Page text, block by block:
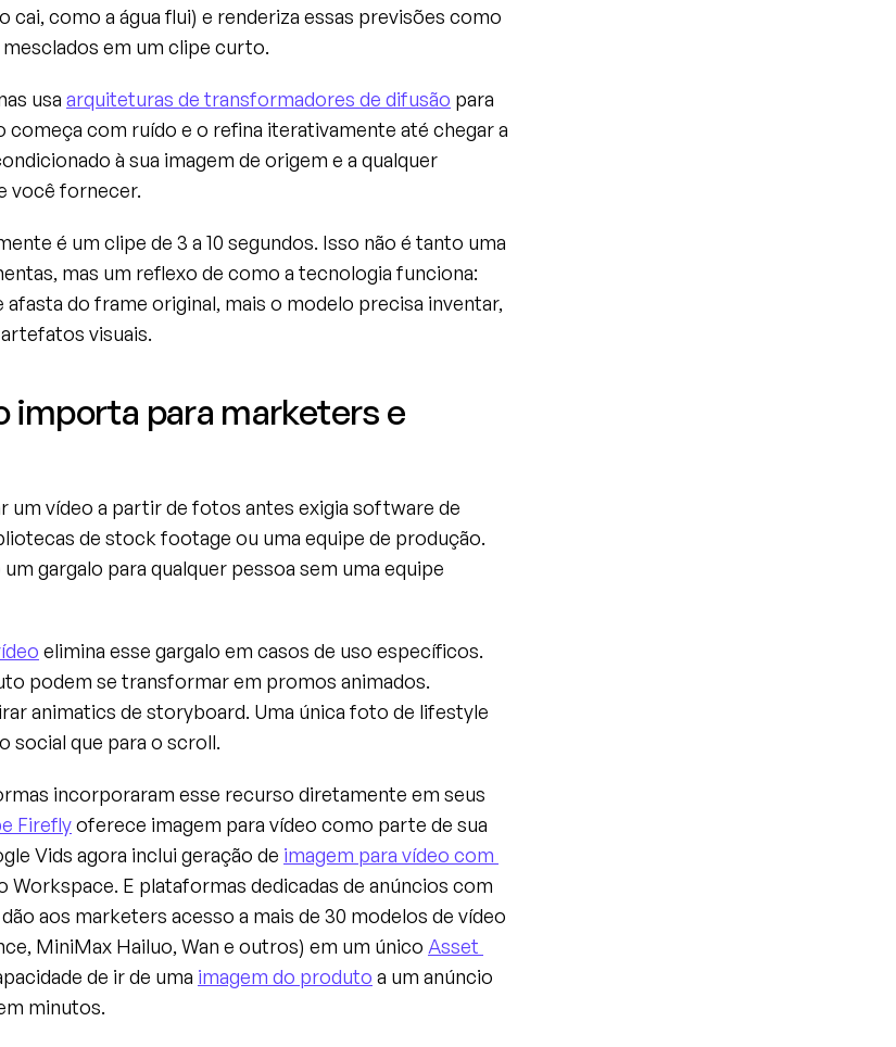
cai, como a água flui) e renderiza essas previsões como
em um clipe curto.
usa arquiteturas de transformadores de difusão para
começa com ruído e o refina iterativamente até chegar a
à sua imagem de origem e a qualquer
você fornecer.
é um clipe de 3 a 10 segundos. Isso não é tanto uma
mas um reflexo de como a tecnologia funciona:
afasta do frame original, mais o modelo precisa inventar,
visuais.
importa para marketers e
um vídeo a partir de fotos antes exigia software de
de stock footage ou uma equipe de produção.
gargalo para qualquer pessoa sem uma equipe
elimina esse gargalo em casos de uso específicos.
podem se transformar em promos animados.
animatics de storyboard. Uma única foto de lifestyle
social que para o scroll.
incorporaram esse recurso diretamente em seus
Firefly oferece imagem para vídeo como parte de sua
Vids agora inclui geração de imagem para vídeo com
Workspace. E plataformas dedicadas de anúncios com
dão aos marketers acesso a mais de 30 modelos de vídeo
MiniMax Hailuo, Wan e outros) em um único Asset
de ir de uma imagem do produto a um anúncio
minutos.